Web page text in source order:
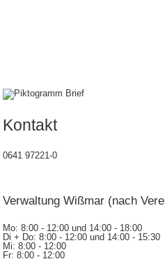
Kontakt
0641 97221-0
Verwaltung Wißmar (nach
Mo: 8:00 - 12:00 und 14:00 - 18:00
Di + Do: 8:00 - 12:00 und 14:00 - 15:30
Mi: 8:00 - 12:00
Fr: 8:00 - 12:00